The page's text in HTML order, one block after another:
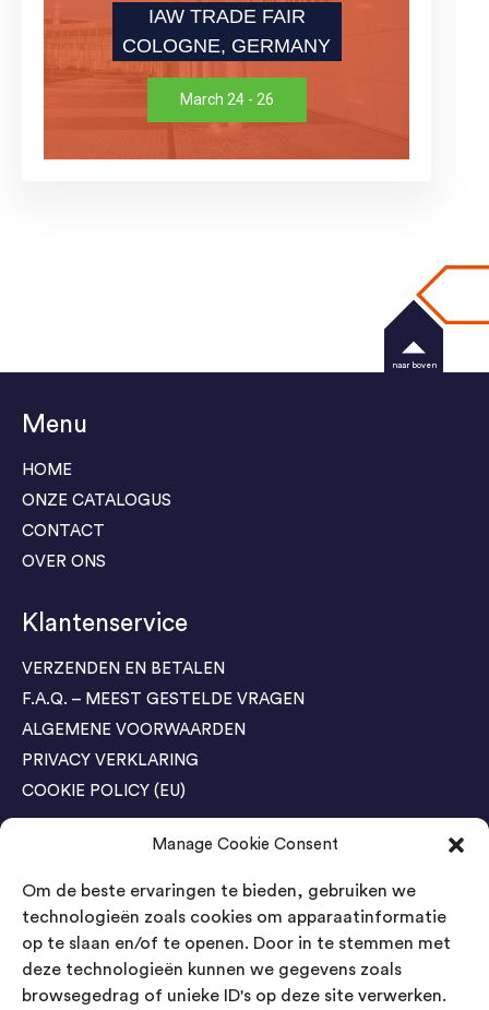
Manage Cookie Consent
Om de beste ervaringen te bieden, gebruiken we
technologieën zoals cookies om apparaatinformatie
op te slaan en/of te openen. Door in te stemmen met
deze technologieën kunnen we gegevens zoals
browsegedrag of unieke ID's op deze site verwerken.
IAW TRADE FAIR
COLOGNE, GERMANY
March 24 - 26
Menu
HOME
ONZE CATALOGUS
CONTACT
OVER ONS
Klantenservice
VERZENDEN EN BETALEN
F.A.Q. – MEEST GESTELDE VRAGEN
ALGEMENE VOORWAARDEN
PRIVACY VERKLARING
COOKIE POLICY (EU)
Agenda Trade Shows
04-05 November / SVG FAIR Winterswijk
Bestel GRATIS kaarten
24-26 March / IAW Trade Fair - Cologne
Bestel GRATIS kaarten
naar boven